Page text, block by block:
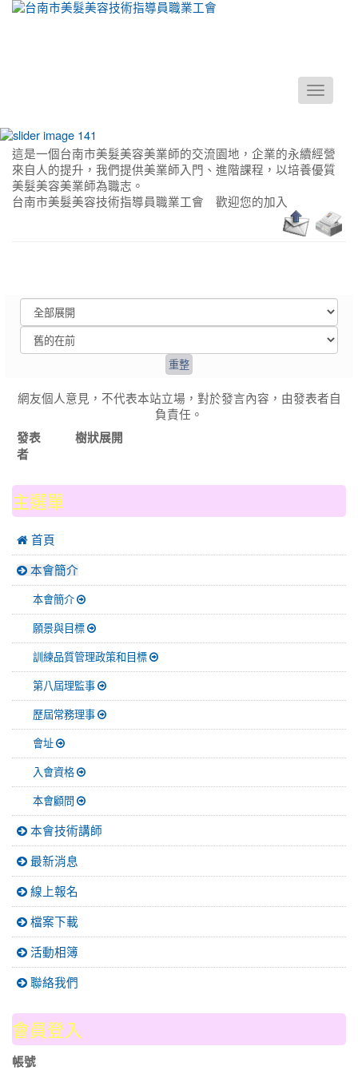
Toggle
:::
這是一個台南市美髮美容美業師的交流園地，企業的永續經營
來自人的提升，我們提供美業師入門、進階課程，以培養優質
美髮美容美業師為職志。
台南市美髮美容技術指導員職業工會 歡迎您的加入
網友個人意見，不代表本站立場，對於發言內容，由發表者自
負責任。
發表
者
樹狀展開
主選單
 首頁
本會簡介
本會簡介
願景與目標
訓練品質管理政策和目標
第八屆理監事
歷屆常務理事
會址
入會資格
本會顧問
本會技術講師
最新消息
線上報名
檔案下載
活動相簿
聯絡我們
會員登入
帳號